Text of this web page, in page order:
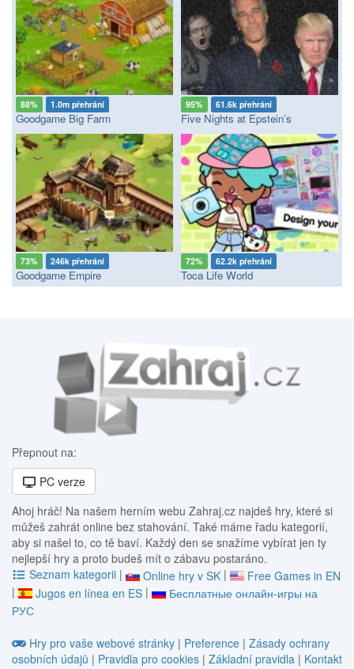
88% 1.0m přehrání
Goodgame Big Farm
95% 61.6k přehrání
Five Nights at Epstein’s
73% 246k přehrání
Goodgame Empire
72% 62.2k přehrání
Toca Life World
Přepnout na:
PC verze
Ahoj hráč! Na našem herním webu Zahraj.cz najdeš hry, které si
můžeš zahrát online bez stahování. Také máme řadu kategorií,
aby si našel to, co tě baví. Každý den se snažíme vybírat jen ty
nejlepší hry a proto budeš mít o zábavu postaráno.
Seznam kategorii | Online hry v SK |
Free Games in EN
|
Jugos en línea en ES |
Бесплатные онлайн-игры на
РУС
Hry pro vaše webové stránky | Preference | Zásady ochrany
osobních údajů | Pravidla pro cookies | Základní pravidla | Kontakt